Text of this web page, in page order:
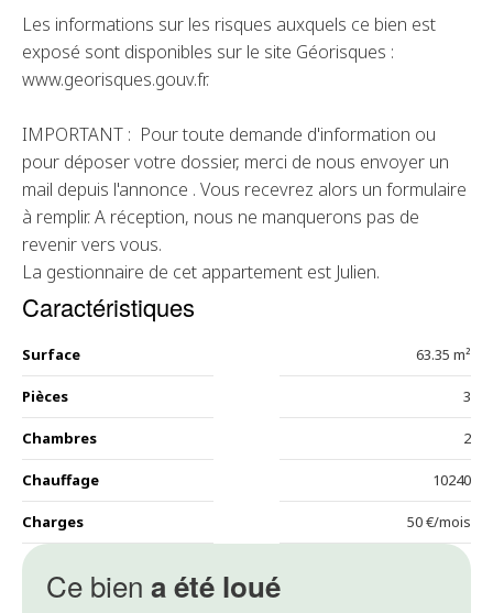
Ce bien a été loué
Les informations sur les risques auxquels ce bien est
exposé sont disponibles sur le site Géorisques :
www.georisques.gouv.fr.
IMPORTANT : Pour toute demande d'information ou
pour déposer votre dossier, merci de nous envoyer un
mail depuis l'annonce . Vous recevrez alors un formulaire
à remplir. A réception, nous ne manquerons pas de
revenir vers vous.
La gestionnaire de cet appartement est Julien.
Caractéristiques
Surface 63.35 m²
Pièces 3
Chambres 2
Chauffage 10240
Charges 50 €/mois